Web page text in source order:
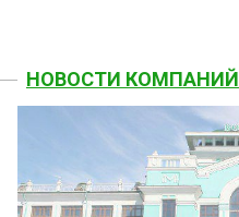
НОВОСТИ КОМПАНИЙ